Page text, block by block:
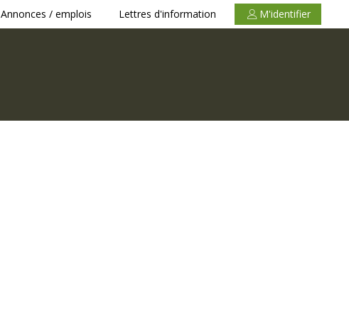
Annonces / emplois Lettres d'information M'identifier